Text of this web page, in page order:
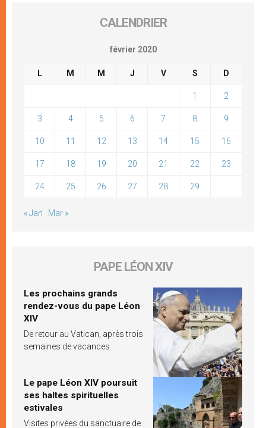
CALENDRIER
février 2020
L M M J V S D
1 2
3 4 5 6 7 8 9
10 11 12 13 14 15 16
17 18 19 20 21 22 23
24 25 26 27 28 29
« Jan Mar »
PAPE LÉON XIV
Les prochains grands
rendez-vous du pape Léon
XIV
De retour au Vatican, après trois
semaines de vacances
Le pape Léon XIV poursuit
ses haltes spirituelles
estivales
Visites privées du sanctuaire de